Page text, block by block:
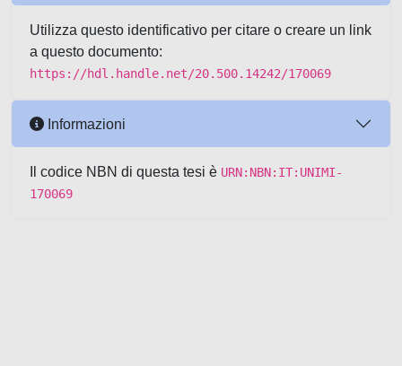
Utilizza questo identificativo per citare o creare un link
a questo documento:
https://hdl.handle.net/20.500.14242/170069
Informazioni
Il codice NBN di questa tesi è URN:NBN:IT:UNIMI-
170069